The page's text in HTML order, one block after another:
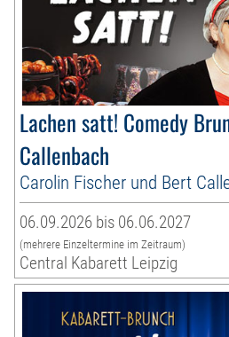
Lachen satt! Comedy
Callenbach
Carolin Fischer und Bert
06.09.2026 bis 06.06.2027
(mehrere Einzeltermine im Zeitraum)
Central Kabarett Leipzig